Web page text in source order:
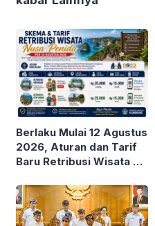
Berlaku Mulai 12 Agustus
2026, Aturan dan Tarif
Baru Retribusi Wisata di